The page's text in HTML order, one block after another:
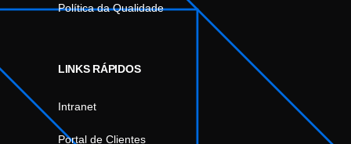
Política da Qualidade
LINKS RÁPIDOS
Intranet
Portal de Clientes